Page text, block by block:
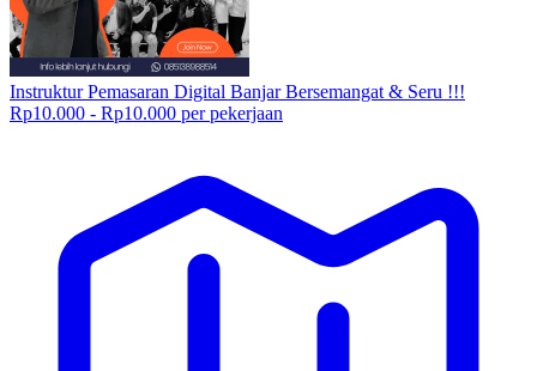
Instruktur Pemasaran Digital Banjar Bersemangat & Seru !!!
Rp10.000 - Rp10.000 per pekerjaan